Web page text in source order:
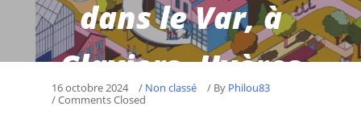
dans le Var, à
Claviers, Hyères
et Toulon
16 octobre 2024 / Non classé / By Philou83
/ Comments Closed